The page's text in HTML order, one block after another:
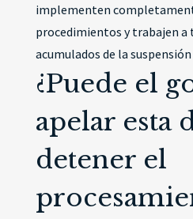
implementen
procedimientos y trabajen a
acumulados de la
¿Puede el
apelar esta
detener el